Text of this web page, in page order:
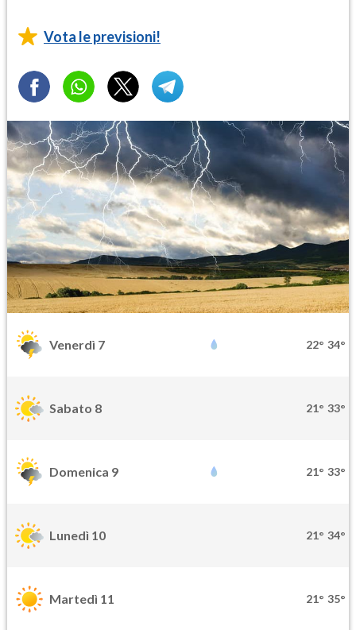
Vota le previsioni!
Venerdì 7 22° 34°
Sabato 8 21° 33°
Domenica 9 21° 33°
Lunedì 10 21° 34°
Martedì 11 21° 35°